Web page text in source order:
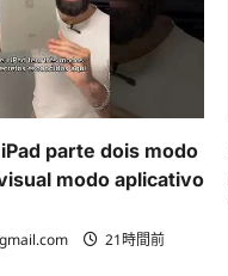
parte dois modo
modo aplicativo
21時間前